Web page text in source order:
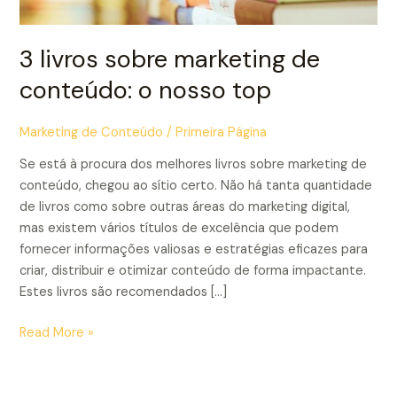
3 livros sobre marketing de
conteúdo: o nosso top
Marketing de Conteúdo /Primeira Página
Se está à procura dos melhores livros sobre marketing de
conteúdo, chegou ao sítio certo. Não há tanta quantidade
de livros como sobre outras áreas do marketing digital,
mas existem vários títulos de excelência que podem
fornecer informações valiosas e estratégias eficazes para
criar, distribuir e otimizar conteúdo de forma impactante.
Estes livros são recomendados […]
conteúdo:
o
nosso
top
Read More »
Necessários
são
necessários
para o bom
funcionamento